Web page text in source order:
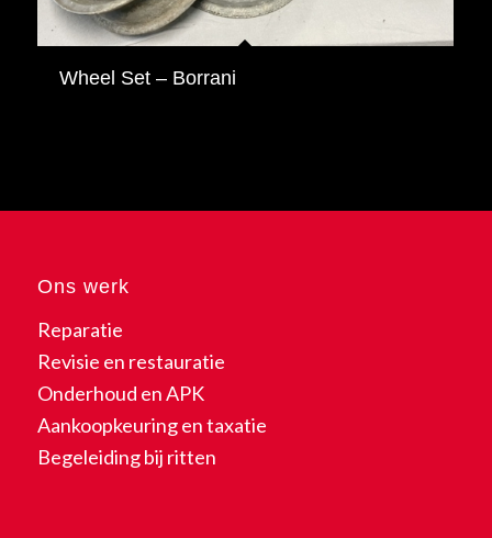
Wheel Set – Borrani
Ons werk
Reparatie
Revisie en restauratie
Onderhoud en APK
Aankoopkeuring en taxatie
Begeleiding bij ritten